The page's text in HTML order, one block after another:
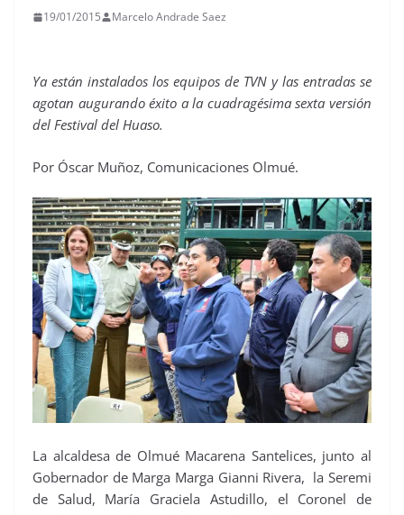
19/01/2015 Marcelo Andrade Saez
Ya están instalados los equipos de TVN y las entradas se
agotan augurando éxito a la cuadragésima sexta versión
del Festival del Huaso.
Por Óscar Muñoz, Comunicaciones Olmué.
La alcaldesa de Olmué Macarena Santelices, junto al
Gobernador de Marga Marga Gianni Rivera, la Seremi
de Salud, María Graciela Astudillo, el Coronel de